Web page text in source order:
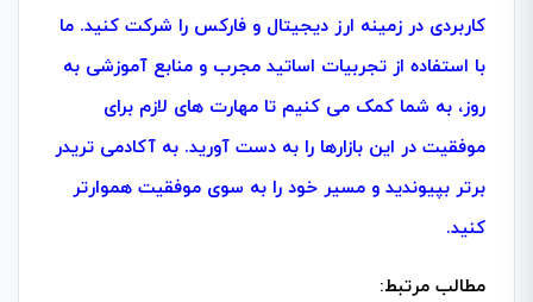
کاربردی در زمینه ارز دیجیتال و فارکس را شرکت کنید. ما
با استفاده از تجربیات اساتید مجرب و منابع آموزشی به‌
روز، به شما کمک می‌ کنیم تا مهارت‌ های لازم برای
موفقیت در این بازارها را به دست آورید. به آکادمی تریدر
برتر بپیوندید و مسیر خود را به سوی موفقیت هموارتر
کنید.
مطالب مرتبط: